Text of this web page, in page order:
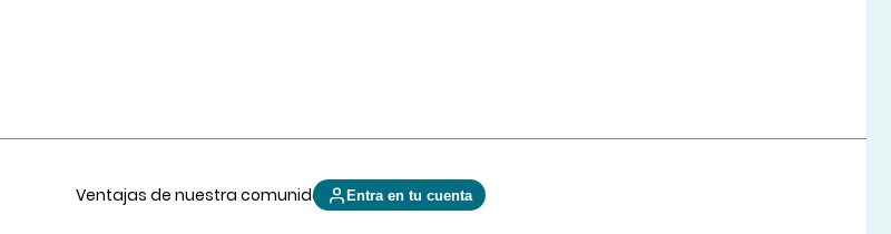
Ventajas de nuestra comunidad Entra en tu cuenta